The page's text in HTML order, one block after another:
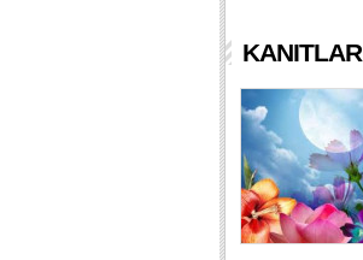
KANITLAR